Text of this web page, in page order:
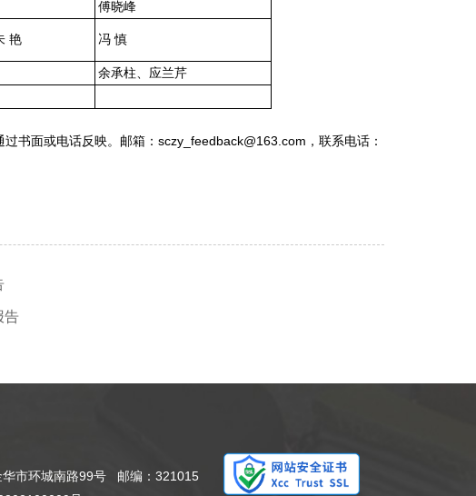
傅晓峰
艳 冯 慎
余承柱、应兰芹
书面或电话反映。邮箱：sczy_feedback@163.com，联系电话：
告
市环城南路99号 邮编：321015